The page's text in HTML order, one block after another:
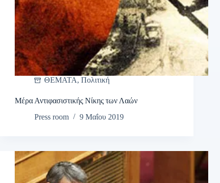
ΘΕΜΑΤΑ, Πολιτική
Μέρα Αντιφασιστικής Νίκης των Λαών
Press room
9 Μαΐου 2019